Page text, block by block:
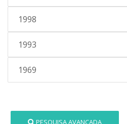
1998
1993
1969
PESQUISA AVANÇADA